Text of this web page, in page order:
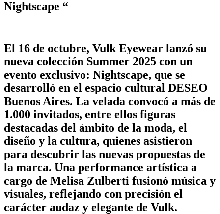
Nightscape “
El 16 de octubre, Vulk Eyewear lanzó su
nueva colección Summer 2025 con un
evento exclusivo: Nightscape, que se
desarrolló en el espacio cultural DESEO
Buenos Aires. La velada convocó a más de
1.000 invitados, entre ellos figuras
destacadas del ámbito de la moda, el
diseño y la cultura, quienes asistieron
para descubrir las nuevas propuestas de
la marca. Una performance artística a
cargo de Melisa Zulberti fusionó música y
visuales, reflejando con precisión el
carácter audaz y elegante de Vulk.